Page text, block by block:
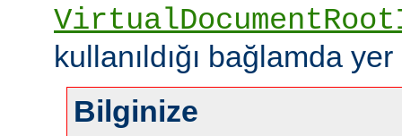
kullanıldığı bağlamda
Bilginize